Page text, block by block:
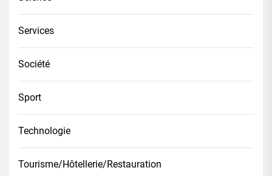
Services
Société
Sport
Technologie
Tourisme/Hôtellerie/Restauration